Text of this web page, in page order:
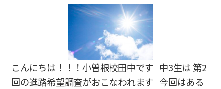
てみて 何がよくて 何が悪かったのか どうした
ら上がるのか アドバイスをもらったら 少しは楽
こんにちは！！！小曽根校田中です 中3生は 第2
回の進路希望調査がおこなわれます 今回はある